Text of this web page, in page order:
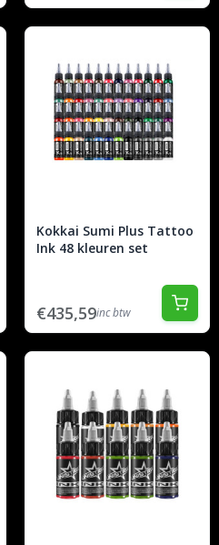
Kokkai Sumi Plus Tattoo
Ink 48 kleuren set
€435,59inc btw